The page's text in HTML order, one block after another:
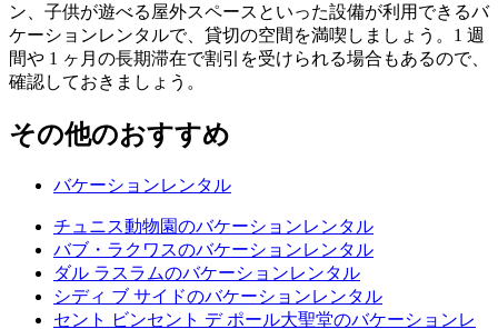
ン、子供が遊べる屋外スペースといった設備が利用できるバ
ケーションレンタルで、貸切の空間を満喫しましょう。1 週
間や 1 ヶ月の長期滞在で割引を受けられる場合もあるので、
確認しておきましょう。
その他のおすすめ
バケーションレンタル
チュニス動物園のバケーションレンタル
バブ・ラクワスのバケーションレンタル
ダル ラスラムのバケーションレンタル
シディ ブ サイドのバケーションレンタル
セント ビンセント デ ポール大聖堂のバケーションレ